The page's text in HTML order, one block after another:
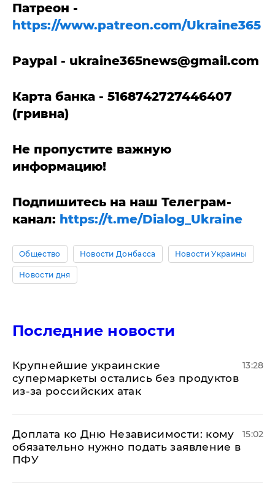
Патреон -
https://www.patreon.com/Ukraine365
Paypal - ukraine365news@gmail.com
Карта банка - 5168742727446407
(гривна)
Не пропустите важную
информацию!
Подпишитесь на наш Телеграм-
канал: https://t.me/Dialog_Ukraine
Общество Новости Донбасса Новости Украины
Новости дня
Последние новости
Крупнейшие украинские
супермаркеты остались без продуктов
из-за российских атак
13:28
Доплата ко Дню Независимости: кому
обязательно нужно подать заявление в
ПФУ
15:02